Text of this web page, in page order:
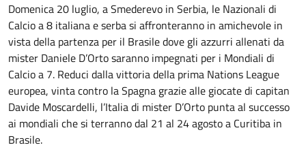
Domenica 20 luglio, a Smederevo in Serbia, le Nazionali di
Calcio a 8 italiana e serba si affronteranno in amichevole in
vista della partenza per il Brasile dove gli azzurri allenati da
mister Daniele D’Orto saranno impegnati per i Mondiali di
Calcio a 7. Reduci dalla vittoria della prima Nations League
europea, vinta contro la Spagna grazie alle giocate di capitan
Davide Moscardelli, l’Italia di mister D’Orto punta al successo
ai mondiali che si terranno dal 21 al 24 agosto a Curitiba in
Brasile.